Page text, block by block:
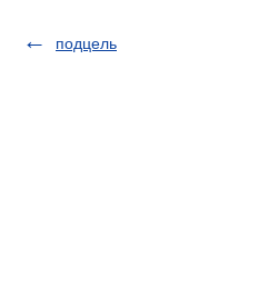
подцель